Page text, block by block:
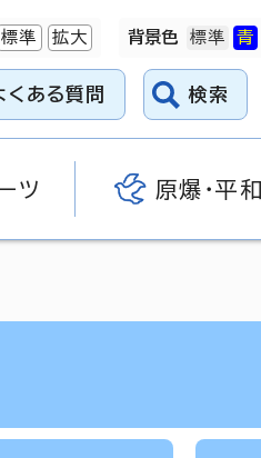
標準 拡大 背景色
くある質問 検索
ツ 原爆・平和